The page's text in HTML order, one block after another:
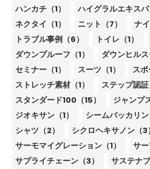
ハンカチ（1）
ハイグラルエキスパ
ネクタイ（1）
ニット（7） ナ
トラブル事例（6）
トイレ（1）
ダウンプルーフ（1）
ダウンヒルス
セミナー（1）
スーツ（1）
スポ
ストレッチ素材（1）
ステップ認証
スタンダード100（15）
ジャンプ
ジオキサン（1）
シームパッカリン
シャツ（2）
シクロヘキサノン（3）
サーモマイグレーション（1）
サー
サプライチェーン（3）
サステナ